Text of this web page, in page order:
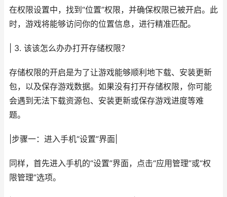
在权限设置中，找到“位置”权限，并确保权限已被开启。此
时，游戏将能够访问你的位置信息，进行精准匹配。
| 3. 该该怎么办办打开存储权限？
存储权限的开启是为了让游戏能够顺利地下载、安装更新
包，以及保存游戏数据。如果没有打开存储权限，你可能
会遇到无法下载资源包、安装更新或保存游戏进度等难
题。
|步骤一：进入手机“设置”界面|
同样，首先进入手机的“设置”界面，点击“应用管理”或“权
限管理”选项。